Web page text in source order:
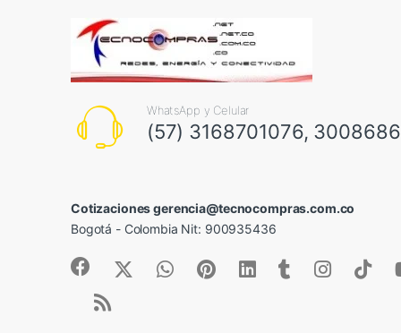
WhatsApp y Celular
(57) 3168701076,
Cotizaciones gerencia@tecnocompras.com.co
Bogotá - Colombia Nit: 900935436